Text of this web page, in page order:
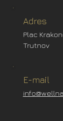
Adres
Plac
Trutnov
E-mail